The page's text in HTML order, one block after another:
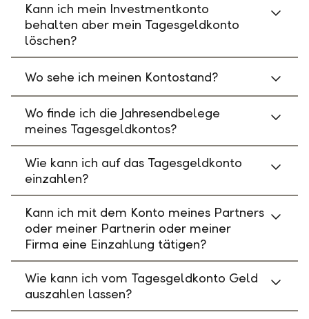
Kann ich mein Investmentkonto
behalten aber mein Tagesgeldkonto
löschen?
Wo sehe ich meinen Kontostand?
Wo finde ich die Jahresendbelege
meines Tagesgeldkontos?
Wie kann ich auf das Tagesgeldkonto
einzahlen?
Kann ich mit dem Konto meines Partners
oder meiner Partnerin oder meiner
Firma eine Einzahlung tätigen?
Wie kann ich vom Tagesgeldkonto Geld
auszahlen lassen?